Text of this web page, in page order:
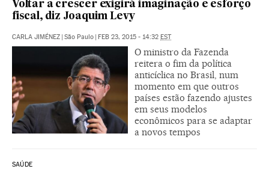
Voltar a crescer exigirá imaginação e esforço
fiscal, diz Joaquim Levy
CARLA JIMÉNEZ | São Paulo | FEB 23, 2015 - 14:32 EST
O ministro da Fazenda
reitera o fim da política
anticíclica no Brasil, num
momento em que outros
países estão fazendo ajustes
em seus modelos
econômicos para se adaptar
a novos tempos
SAÚDE